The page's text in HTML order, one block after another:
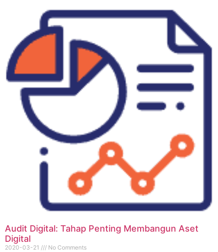
Audit Digital: Tahap Penting Membangun Aset
Digital
2020-03-21 No Comments